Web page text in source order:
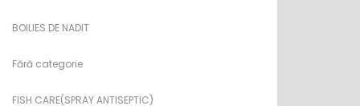
BOILIES DE NADIT
Fără categorie
FISH CARE(SPRAY ANTISEPTIC)